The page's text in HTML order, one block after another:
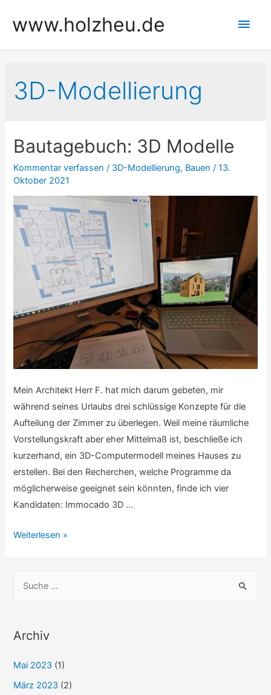
Inhaltwww.holzheu.de
3D-Modellierung
Bautagebuch: 3D Modelle
Kommentar verfassen / 3D-Modellierung, Bauen /13.
Oktober 2021
Mein Architekt Herr F. hat mich darum gebeten, mir
während seines Urlaubs drei schlüssige Konzepte für die
Aufteilung der Zimmer zu überlegen. Weil meine räumliche
Vorstellungskraft aber eher Mittelmaß ist, beschließe ich
kurzerhand, ein 3D-Computermodell meines Hauses zu
erstellen. Bei den Recherchen, welche Programme da
möglicherweise geeignet sein könnten, finde ich vier
Kandidaten: Immocado 3D …
Bautagebuch:
Weiterlesen »
h
n
n
Archiv
Mai 2023 (1)
März 2023 (2)